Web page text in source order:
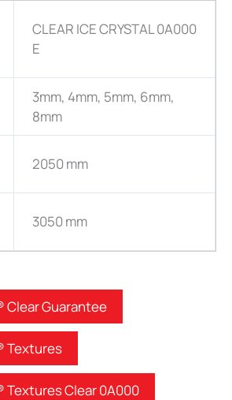
CLEAR ICE CRYSTAL 0A000
E
3mm, 4mm, 5mm, 6mm,
8mm
2050 mm
3050 mm
Clear Guarantee
Textures
Textures Clear 0A000